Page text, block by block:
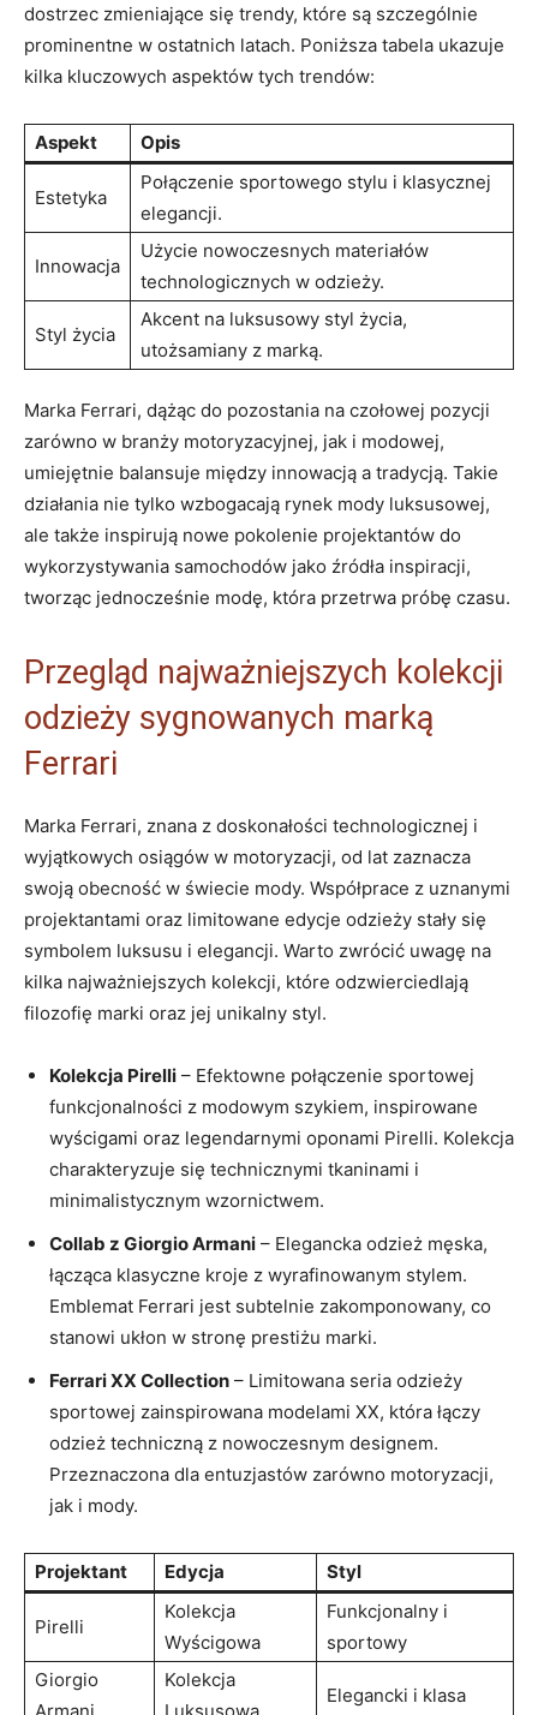
dostrzec zmieniające się trendy,‌ które ⁣są szczególnie
prominentne w ostatnich ‍latach. Poniższa tabela ukazuje
kilka kluczowych aspektów tych trendów:
Aspekt Opis
Estetyka
Połączenie sportowego ⁢stylu i klasycznej
elegancji.
Innowacja
Użycie nowoczesnych materiałów
⁤technologicznych w odzieży.
Styl życia
Akcent​ na luksusowy styl życia,⁣
utożsamiany z marką.
Marka Ferrari, dążąc⁢ do pozostania na czołowej ‌pozycji
zarówno w branży motoryzacyjnej, jak i modowej,
umiejętnie balansuje ⁤między innowacją a tradycją. Takie
‌działania⁣ nie tylko wzbogacają​ rynek mody ‌luksusowej, ​
ale także inspirują⁤ nowe ⁤pokolenie ⁤projektantów do
wykorzystywania samochodów ⁣jako źródła inspiracji,
tworząc jednocześnie modę, która ​przetrwa próbę czasu.
Przegląd najważniejszych kolekcji
odzieży sygnowanych marką
Ferrari
Marka Ferrari, znana ‌z doskonałości technologicznej i⁣
wyjątkowych ⁢osiągów w ‍motoryzacji,⁢ od​ lat ‌zaznacza
swoją obecność w świecie ⁣mody. Współprace z ‍uznanymi
projektantami oraz ‌limitowane edycje odzieży stały się
‍symbolem⁤ luksusu i elegancji. Warto zwrócić uwagę na‌
kilka najważniejszych kolekcji, które odzwierciedlają
filozofię​ marki oraz jej ‍unikalny styl.
Kolekcja⁢ Pirelli – Efektowne​ połączenie sportowej
funkcjonalności z modowym szykiem, inspirowane
wyścigami oraz legendarnymi ⁣oponami Pirelli. Kolekcja
​charakteryzuje się technicznymi tkaninami i
minimalistycznym wzornictwem.
Collab z Giorgio Armani – ‌Elegancka ⁢odzież męska,
‍łącząca klasyczne kroje z wyrafinowanym stylem.
Emblemat Ferrari jest subtelnie ‌zakomponowany,‍ co
stanowi ukłon‌ w stronę prestiżu⁣ marki.
Ferrari XX⁣ Collection – Limitowana seria ⁢odzieży
sportowej zainspirowana modelami XX, która łączy
odzież ‍techniczną z nowoczesnym⁤ designem. ​
Przeznaczona dla entuzjastów zarówno motoryzacji,
‌jak ⁣i mody.
Projektant Edycja Styl
Pirelli
Kolekcja
Wyścigowa
Funkcjonalny i
sportowy
Giorgio‍
Kolekcja
Elegancki ⁤i klasa